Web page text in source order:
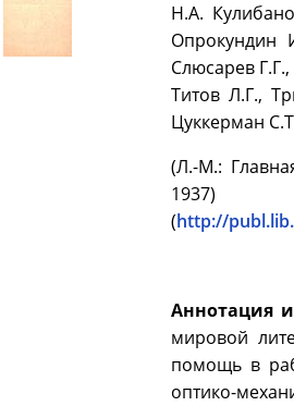
Н.А.
Опрокундин
Слюсарев
Титов Л.Г.,
Цуккерман
(Л.-М.:
1937)
(http://
Аннотация
мировой
помощь в
оптико-